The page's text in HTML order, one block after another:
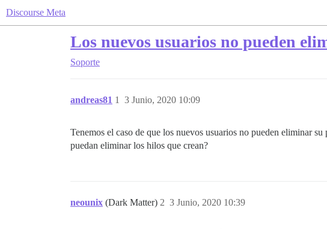
Discourse Meta
Los nuevos usuarios no pueden
Soporte
andreas81 3 Junio, 2020 10:09
1
Tenemos el caso de que los nuevos usuarios no pueden eliminar
puedan eliminar los hilos que crean?
neounix (Dark Matter) 3 Junio, 2020 10:39
2